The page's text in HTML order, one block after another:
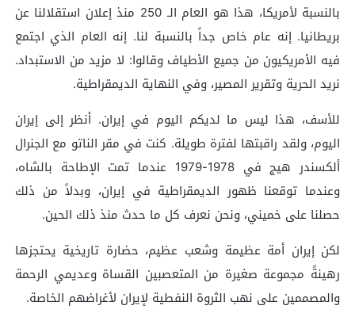
بالنسبة لأمريكا، هذا هو العام الـ 250 منذ إعلان استقلالنا عن
بريطانيا. إنه عام خاص جداً بالنسبة لنا. إنه العام الذي اجتمع
فيه الأمريكيون من جميع الأطياف وقالوا: لا مزيد من الاستبداد.
نريد الحرية وتقرير المصير، وفي النهاية الديمقراطية.
للأسف، هذا ليس ما لديكم اليوم في إيران. أنظر إلى إيران
اليوم، ولقد راقبتها لفترة طويلة. كنت في مقر الناتو مع الجنرال
ألكسندر هيج في 1978-1979 عندما تمت الإطاحة بالشاه،
وعندما توقعنا ظهور الديمقراطية في إيران، وبدلاً من ذلك
حصلنا على خميني، ونحن نعرف كل ما حدث منذ ذلك الحين.
لكن إيران أمة عظيمة وشعب عظيم، حضارة تاريخية يحتجزها
رهينةً مجموعة صغيرة من المتعصبين القساة وعديمي الرحمة
والمصممين على نهب الثروة النفطية لإيران لأغراضهم الخاصة.